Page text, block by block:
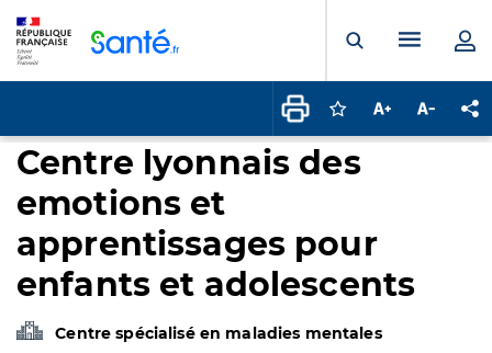
Ouvrir laMenu
Connectez-vous
Augmenter la
Centre lyonnais des
emotions et
apprentissages pour
enfants et adolescents
Centre spécialisé en maladies mentales